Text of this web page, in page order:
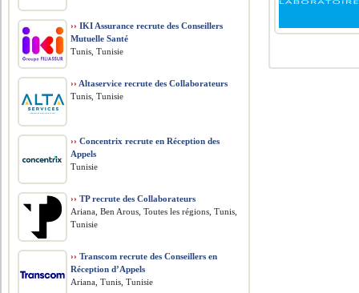
›› IKI Assurance recrute des Conseillers
Mutuelle Santé
Tunis, Tunisie
›› Altaservice recrute des Collaborateurs
Tunis, Tunisie
›› Concentrix recrute en Réception des
Appels
Tunisie
›› TP recrute des Collaborateurs
Ariana, Ben Arous, Toutes les régions, Tunis,
Tunisie
›› Transcom recrute des Conseillers en
Réception d’Appels
Ariana, Tunis, Tunisie